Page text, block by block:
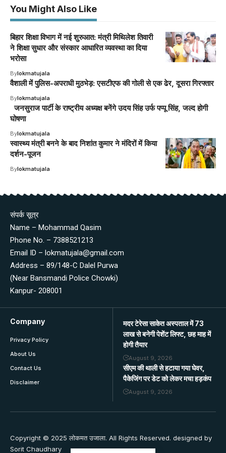
You Might Also Like
बिहार शिक्षा विभाग में नई शुरुआत: मंत्री मिथिलेश तिवारी
ने शिक्षा सुधार और संस्कार आधारित व्यवस्था का दिया
भरोसा
Bylokmatujala
वैशाली में पुलिस-अपराधी मुठभेड़: एसटीएफ की गोली से एक ढेर, दूसरा गिरफ्तार
Bylokmatujala
जनसुराज पार्टी के राष्ट्रीय अध्यक्ष बनेंगे उदय सिंह उर्फ पप्पू सिंह, जल्द होगी
घोषणा
Bylokmatujala
स्वास्थ्य मंत्री बनने के बाद निशांत कुमार ने मंदिरों में किया
दर्शन-पूजन
Bylokmatujala
संपर्क सूत्र
Name – Mohammad Qasim
Phone No. – 7388521213
Email ID – lokmatujala@gmail.com
Address – 89/148-C Dalel Purwa
(Near Bansmandi Police Chowki)
Kanpur- 208001
Company
Privacy Policy
About Us
Contact Us
Disclaimer
मदर टेरेसा साकेत अस्पताल में 73
लाख से बनेगी पेशेंट लिफ्ट, छह माह में
होगी तैयार
August 9, 2026
सीएम की थाली से हटाया गया घेवर,
पैकेजिंग पर डेट को लेकर मचा हड़कंप
August 9, 2026
Copyright © 2025 लोकमत उजाला. All Rights Reserved. designed by
Sorit Chaudhary